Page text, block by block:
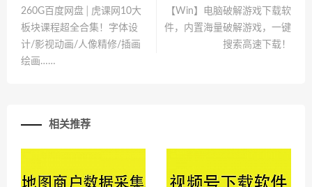
260G百度网盘│虎课网10大
板块课程超全合集！字体设
计/影视动画/人像精修/插画
绘画……
【Win】电脑破解游戏下载软
件，内置海量破解游戏，一键
搜索高速下载！
相关推荐